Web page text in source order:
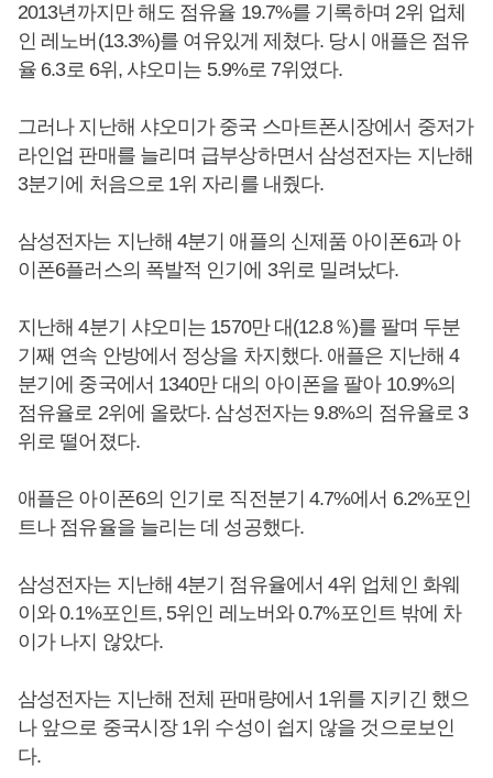
2013년까지만 해도 점유율 19.7%를 기록하며 2위 업체
인 레노버(13.3%)를 여유있게 제쳤다. 당시 애플은 점유
율 6.3로 6위, 샤오미는 5.9%로 7위였다.
그러나 지난해 샤오미가 중국 스마트폰시장에서 중저가
라인업 판매를 늘리며 급부상하면서 삼성전자는 지난해
3분기에 처음으로 1위 자리를 내줬다.
삼성전자는 지난해 4분기 애플의 신제품 아이폰6과 아
이폰6플러스의 폭발적 인기에 3위로 밀려났다.
지난해 4분기 샤오미는 1570만 대(12.8％)를 팔며 두분
기째 연속 안방에서 정상을 차지했다. 애플은 지난해 4
분기에 중국에서 1340만 대의 아이폰을 팔아 10.9%의
점유율로 2위에 올랐다. 삼성전자는 9.8%의 점유율로 3
위로 떨어졌다.
애플은 아이폰6의 인기로 직전분기 4.7%에서 6.2%포인
트나 점유율을 늘리는 데 성공했다.
삼성전자는 지난해 4분기 점유율에서 4위 업체인 화웨
이와 0.1%포인트, 5위인 레노버와 0.7%포인트 밖에 차
이가 나지 않았다.
삼성전자는 지난해 전체 판매량에서 1위를 지키긴 했으
나 앞으로 중국시장 1위 수성이 쉽지 않을 것으로보인
다.